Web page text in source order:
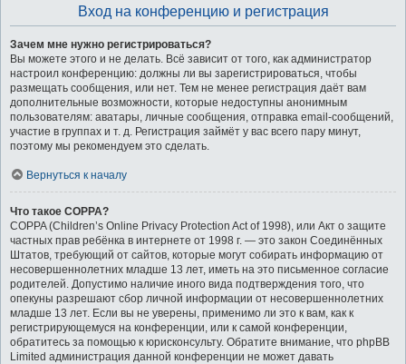
Вход на конференцию и регистрация
Зачем мне нужно регистрироваться?
Вы можете этого и не делать. Всё зависит от того, как администратор
настроил конференцию: должны ли вы зарегистрироваться, чтобы
размещать сообщения, или нет. Тем не менее регистрация даёт вам
дополнительные возможности, которые недоступны анонимным
пользователям: аватары, личные сообщения, отправка email-сообщений,
участие в группах и т. д. Регистрация займёт у вас всего пару минут,
поэтому мы рекомендуем это сделать.
Вернуться к началу
Что такое COPPA?
COPPA (Children’s Online Privacy Protection Act of 1998), или Акт о защите
частных прав ребёнка в интернете от 1998 г. — это закон Соединённых
Штатов, требующий от сайтов, которые могут собирать информацию от
несовершеннолетних младше 13 лет, иметь на это письменное согласие
родителей. Допустимо наличие иного вида подтверждения того, что
опекуны разрешают сбор личной информации от несовершеннолетних
младше 13 лет. Если вы не уверены, применимо ли это к вам, как к
регистрирующемуся на конференции, или к самой конференции,
обратитесь за помощью к юрисконсульту. Обратите внимание, что phpBB
Limited администрация данной конференции не может давать